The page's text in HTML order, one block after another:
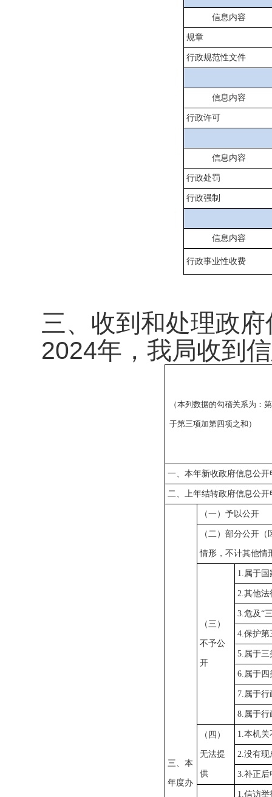
信息内容
规章
行政规范性文件
信息内容
行政许可
信息内容
行政处罚
行政强制
信息内容
行政事业性收费
三、收到和处理政
2024年，我局收到
（本列数据的勾稽关系为：
于第三项加第四项之和）
一、本年新收政府信息公开
二、上年结转政府信息公开
三、本
年度办
（一）予以公开
（二）部分公开
情形，不计其他情
（三）
不予公
开
1.属于国
2.其他法
3.危及“
4.保护第
5.属于三
6.属于四
7.属于
8.属于行
（四）
无法提
供
1.本机
2.没有现
3.补正后
1.信访